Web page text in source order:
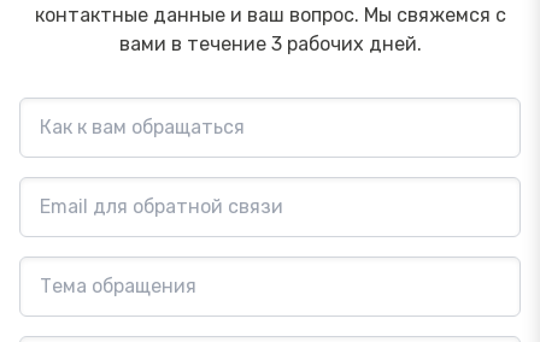
контактные данные и ваш вопрос. Мы свяжемся с
вами в течение 3 рабочих дней.